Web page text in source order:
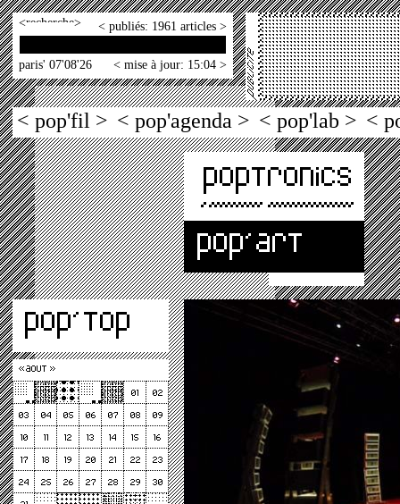
< > < publiés: 1961 articles >
paris' 07'08'26 < mise à jour: 15:04 >
< pop'fil > < pop'agenda > < pop'lab > <